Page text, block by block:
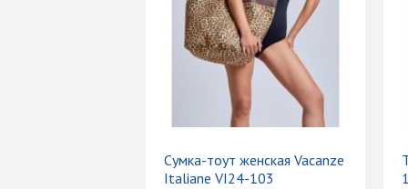
Сумка-тоут женская Vacanze
Italiane VI24-103